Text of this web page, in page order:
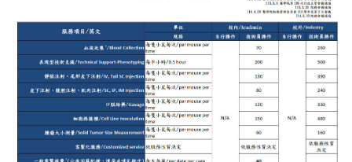
表單下載
動物相關資料
斑馬魚核心實驗室
院內動物價格表及代養費